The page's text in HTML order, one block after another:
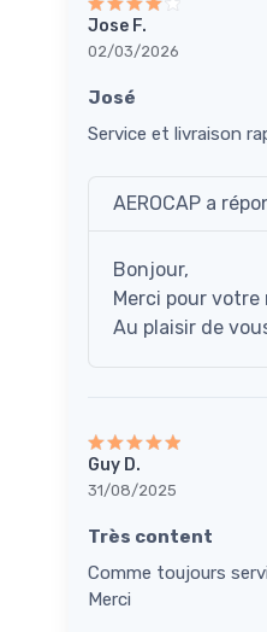
Jose F.
02/03/2026
José
Service et livraison
AEROCAP a
Bonjour,
Merci pour
Au plaisir de
Guy D.
31/08/2025
Très content
Comme toujours
Merci